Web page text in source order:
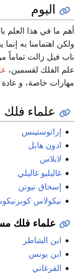
اليوم
أهم ما في هذا العلم
ولكن اهتمامنا به
ناب فيل زالت تماماً
علم الفلك لقسمين،
مهارات خاصة، و
علماء فلك
إراتوستينس
ادون هابل
لابلاس
غاليليو غاليلي
إسحاق نيوتن
نيكولاس
علماء فلك
ابن الشاطر
ابن يونس
الفرغاني